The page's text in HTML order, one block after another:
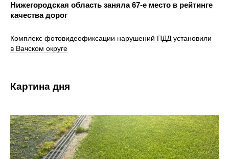
Нижегородская область заняла 67-е место в рейтинге
качества дорог
Комплекс фотовидеофиксации нарушений ПДД установили
в Вачском округе
Картина дня